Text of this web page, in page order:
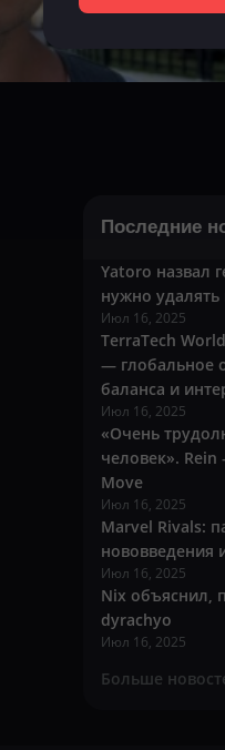
Последние
Yatoro назвал
нужно удалять
Июл 16, 2025
TerraTech
— глобальное
баланса и
Июл 16, 2025
«Очень
человек».
Move
Июл 16, 2025
Marvel Rivals:
нововведения
Июл 16, 2025
Nix объяснил,
dyrachyo
Июл 16, 2025
Больше